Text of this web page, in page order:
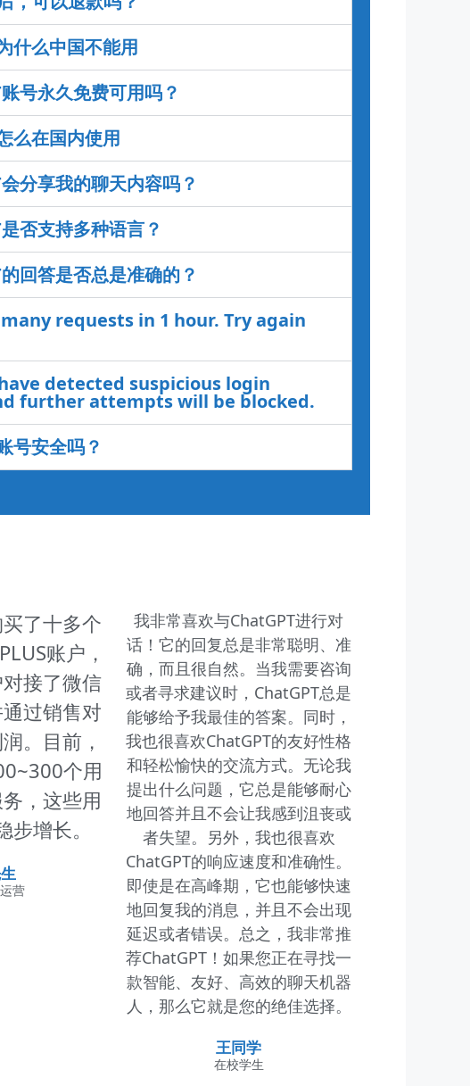
什么中国不能用
号永久免费可用吗？
么在国内使用
分享我的聊天内容吗？
否支持多种语言？
回答是否总是准确的？
many requests in 1 hour. Try again
detected suspicious login
further attempts will be blocked.
号安全吗？
了十多个
账户，
接了微信
过销售对
。目前，
个用
，这些用
步增长。
营
我非常喜欢与ChatGPT进行对
话！它的回复总是非常聪明、准
确，而且很自然。当我需要咨询
或者寻求建议时，ChatGPT总是
能够给予我最佳的答案。同时，
我也很喜欢ChatGPT的友好性格
和轻松愉快的交流方式。无论我
提出什么问题，它总是能够耐心
地回答并且不会让我感到沮丧或
者失望。另外，我也很喜欢
ChatGPT的响应速度和准确性。
即使是在高峰期，它也能够快速
地回复我的消息，并且不会出现
延迟或者错误。总之，我非常推
荐ChatGPT！如果您正在寻找一
款智能、友好、高效的聊天机器
人，那么它就是您的绝佳选择。
王同学
在校学生